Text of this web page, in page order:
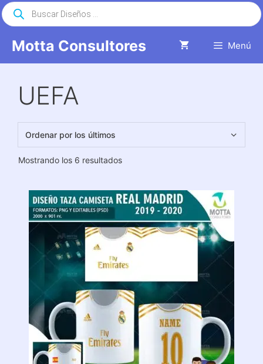
Saltar
al
Motta Consultores Menú
Búsqueda
de
productos
UEFA
Mostrando los 6 resultadosOrdenado
últimos